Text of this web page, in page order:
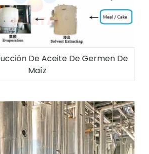
De Aceite De Germen De
Maíz